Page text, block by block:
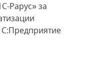
Рарус» за